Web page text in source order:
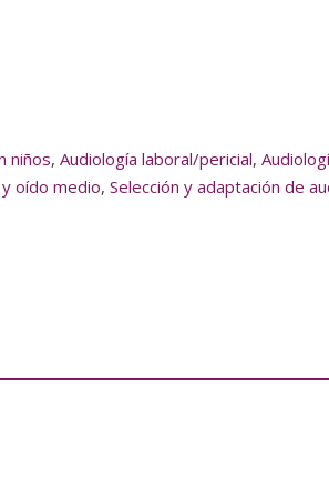
niños,Audiología laboral/pericial,
oído medio,Selección y adaptación de